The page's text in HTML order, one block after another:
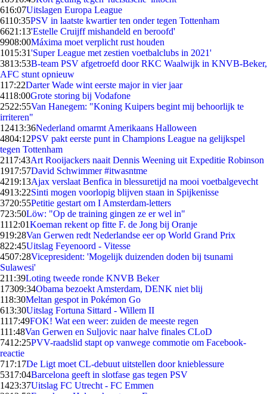
616:07Uitslagen Europa League
6110:35PSV in laatste kwartier ten onder tegen Tottenham
6621:13'Estelle Cruijff mishandeld en beroofd'
9908:00Máxima moet verplicht rust houden
1015:31'Super League met zestien voetbalclubs in 2021'
3813:53B-team PSV afgetroefd door RKC Waalwijk in KNVB-Beker,
AFC stunt opnieuw
117:22Darter Wade wint eerste major in vier jaar
4118:00Grote storing bij Vodafone
2522:55Van Hanegem: "Koning Kuipers begint mij behoorlijk te
irriteren"
12413:36Nederland omarmt Amerikaans Halloween
4804:12PSV pakt eerste punt in Champions League na gelijkspel
tegen Tottenham
2117:43Art Rooijackers naait Dennis Weening uit Expeditie Robinson
1917:57David Schwimmer #itwasntme
4219:13Ajax verslaat Benfica in blessuretijd na mooi voetbalgevecht
4913:22Sinti mogen voorlopig blijven staan in Spijkenisse
3720:55Petitie gestart om I Amsterdam-letters
723:50Löw: "Op de training gingen ze er wel in"
1112:01Koeman rekent op fitte F. de Jong bij Oranje
919:28Van Gerwen redt Nederlandse eer op World Grand Prix
822:45Uitslag Feyenoord - Vitesse
4507:28Vicepresident: 'Mogelijk duizenden doden bij tsunami
Sulawesi'
211:39Loting tweede ronde KNVB Beker
17309:34Obama bezoekt Amsterdam, DENK niet blij
118:30Meltan gespot in Pokémon Go
613:30Uitslag Fortuna Sittard - Willem II
1117:49FOK! Wat een weer: zuiden de meeste regen
111:48Van Gerwen en Suljovic naar halve finales CLoD
7412:25PVV-raadslid stapt op vanwege commotie om Facebook-
reactie
717:17De Ligt moet CL-debuut uitstellen door knieblessure
5317:04Barcelona geeft in slotfase gas tegen PSV
1423:37Uitslag FC Utrecht - FC Emmen